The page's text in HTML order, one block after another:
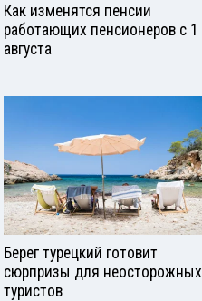
Как изменятся пенсии
работающих пенсионеров с 1
августа
Берег турецкий готовит
сюрпризы для неосторожных
туристов